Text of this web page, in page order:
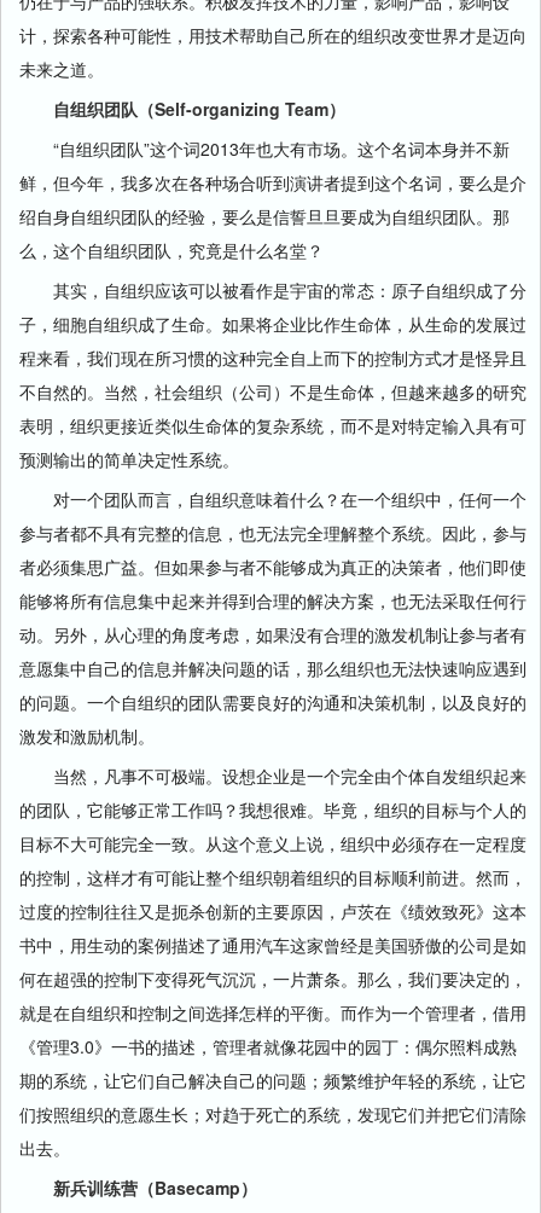
计，探索各种可能性，用技术帮助自己所在的组织改变世界才是迈向
未来之道。
自组织团队（Self-organizing Team）
“自组织团队”这个词2013年也大有市场。这个名词本身并不新
鲜，但今年，我多次在各种场合听到演讲者提到这个名词，要么是介
绍自身自组织团队的经验，要么是信誓旦旦要成为自组织团队。那
么，这个自组织团队，究竟是什么名堂？
其实，自组织应该可以被看作是宇宙的常态：原子自组织成了分
子，细胞自组织成了生命。如果将企业比作生命体，从生命的发展过
程来看，我们现在所习惯的这种完全自上而下的控制方式才是怪异且
不自然的。当然，社会组织（公司）不是生命体，但越来越多的研究
表明，组织更接近类似生命体的复杂系统，而不是对特定输入具有可
预测输出的简单决定性系统。
对一个团队而言，自组织意味着什么？在一个组织中，任何一个
参与者都不具有完整的信息，也无法完全理解整个系统。因此，参与
者必须集思广益。但如果参与者不能够成为真正的决策者，他们即使
能够将所有信息集中起来并得到合理的解决方案，也无法采取任何行
动。另外，从心理的角度考虑，如果没有合理的激发机制让参与者有
意愿集中自己的信息并解决问题的话，那么组织也无法快速响应遇到
的问题。一个自组织的团队需要良好的沟通和决策机制，以及良好的
激发和激励机制。
当然，凡事不可极端。设想企业是一个完全由个体自发组织起来
的团队，它能够正常工作吗？我想很难。毕竟，组织的目标与个人的
目标不大可能完全一致。从这个意义上说，组织中必须存在一定程度
的控制，这样才有可能让整个组织朝着组织的目标顺利前进。然而，
过度的控制往往又是扼杀创新的主要原因，卢茨在《绩效致死》这本
书中，用生动的案例描述了通用汽车这家曾经是美国骄傲的公司是如
何在超强的控制下变得死气沉沉，一片萧条。那么，我们要决定的，
就是在自组织和控制之间选择怎样的平衡。而作为一个管理者，借用
《管理3.0》一书的描述，管理者就像花园中的园丁：偶尔照料成熟
期的系统，让它们自己解决自己的问题；频繁维护年轻的系统，让它
们按照组织的意愿生长；对趋于死亡的系统，发现它们并把它们清除
出去。
新兵训练营（Basecamp）